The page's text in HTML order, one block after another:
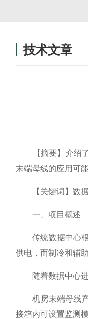
技术文章
【摘要】介绍了
末端母线的应用可能
【关键词】数据
一、项目概述
传统数据中心根
供电，而制冷和辅
随着数据中心进
机房末端母线产
接箱内可设置监测